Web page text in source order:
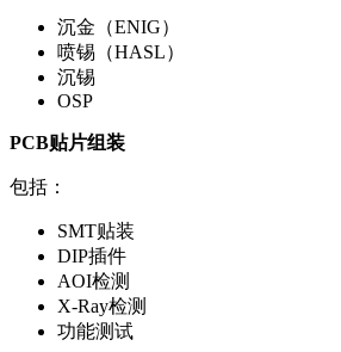
沉金（ENIG）
喷锡（HASL）
沉锡
OSP
PCB贴片组装
包括：
SMT贴装
DIP插件
AOI检测
X-Ray检测
功能测试